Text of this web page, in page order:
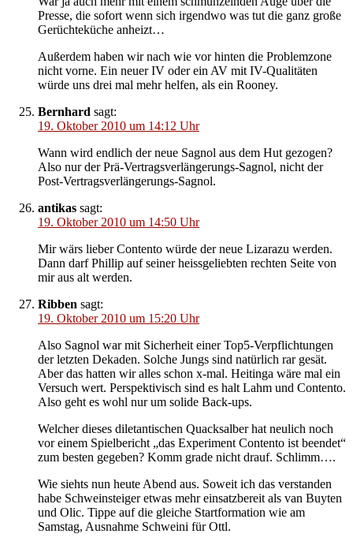
Presse, die sofort wenn sich irgendwo was tut die ganz große
Gerüchteküche anheizt…
Außerdem haben wir nach wie vor hinten die Problemzone
nicht vorne. Ein neuer IV oder ein AV mit IV-Qualitäten
würde uns drei mal mehr helfen, als ein Rooney.
Bernhard sagt:
19. Oktober 2010 um 14:12 Uhr
Wann wird endlich der neue Sagnol aus dem Hut gezogen?
Also nur der Prä-Vertragsverlängerungs-Sagnol, nicht der
Post-Vertragsverlängerungs-Sagnol.
antikas sagt:
19. Oktober 2010 um 14:50 Uhr
Mir wärs lieber Contento würde der neue Lizarazu werden.
Dann darf Phillip auf seiner heissgeliebten rechten Seite von
mir aus alt werden.
Ribben sagt:
19. Oktober 2010 um 15:20 Uhr
Also Sagnol war mit Sicherheit einer Top5-Verpflichtungen
der letzten Dekaden. Solche Jungs sind natürlich rar gesät.
Aber das hatten wir alles schon x-mal. Heitinga wäre mal ein
Versuch wert. Perspektivisch sind es halt Lahm und Contento.
Also geht es wohl nur um solide Back-ups.
Welcher dieses diletantischen Quacksalber hat neulich noch
vor einem Spielbericht „das Experiment Contento ist beendet“
zum besten gegeben? Komm grade nicht drauf. Schlimm….
Wie siehts nun heute Abend aus. Soweit ich das verstanden
habe Schweinsteiger etwas mehr einsatzbereit als van Buyten
und Olic. Tippe auf die gleiche Startformation wie am
Samstag, Ausnahme Schweini für Ottl.